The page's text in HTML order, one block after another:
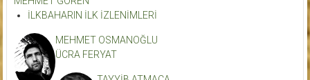
İLKBAHARIN İLK İZLENİMLERİ
MEHMET OSMANOĞLU
ÜCRA FERYAT